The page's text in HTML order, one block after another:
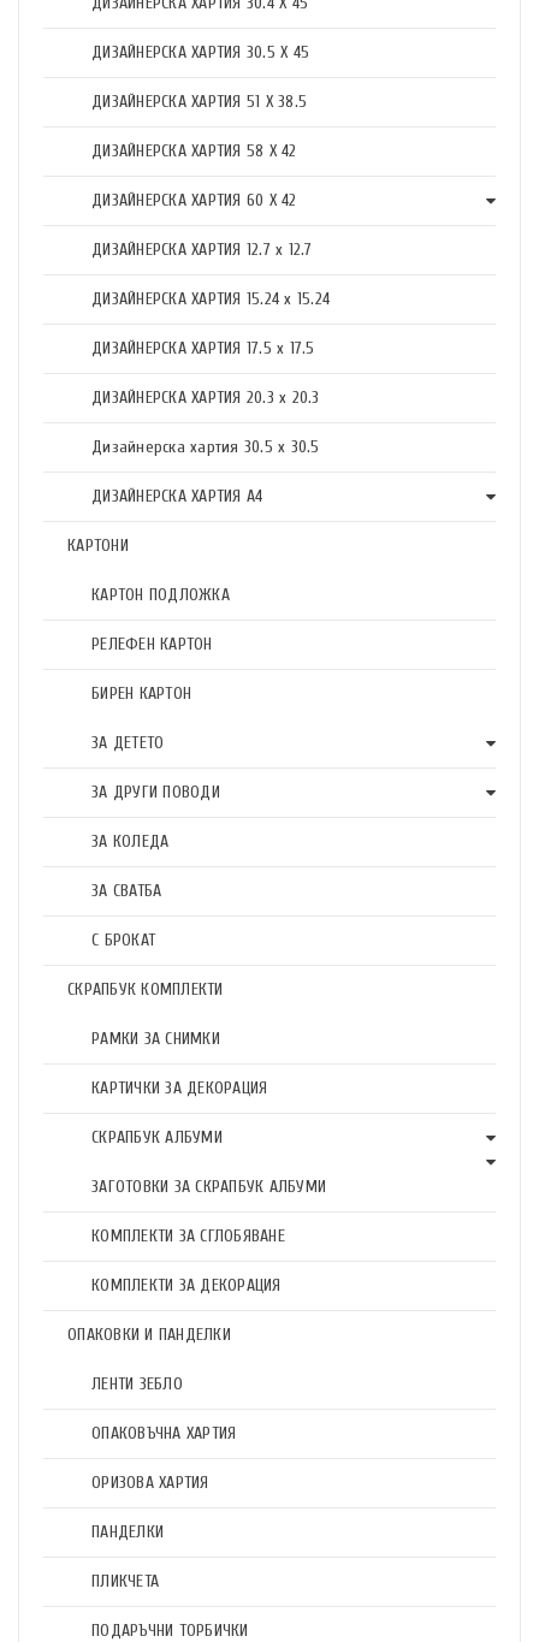
ДИЗАЙНЕРСКА ХАРТИЯ 30.5 X 45
ДИЗАЙНЕРСКА ХАРТИЯ 51 X 38.5
ДИЗАЙНЕРСКА ХАРТИЯ 58 X 42
ДИЗАЙНЕРСКА ХАРТИЯ 60 X 42
ДИЗАЙНЕРСКА ХАРТИЯ 12.7 x 12.7
ДИЗАЙНЕРСКА ХАРТИЯ 15.24 x 15.24
ДИЗАЙНЕРСКА ХАРТИЯ 17.5 х 17.5
ДИЗАЙНЕРСКА ХАРТИЯ 20.3 х 20.3
Дизайнерска хартия 30.5 х 30.5
ДИЗАЙНЕРСКА ХАРТИЯ А4
КАРТОНИ
КАРТОН ПОДЛОЖКА
РЕЛЕФЕН КАРТОН
БИРЕН КАРТОН
ЗА ДЕТЕТО
ЗА ДРУГИ ПОВОДИ
ЗА КОЛЕДА
ЗА СВАТБА
С БРОКАТ
СКРАПБУК КОМПЛЕКТИ
РАМКИ ЗА СНИМКИ
КАРТИЧКИ ЗА ДЕКОРАЦИЯ
СКРАПБУК АЛБУМИ
ЗАГОТОВКИ ЗА СКРАПБУК АЛБУМИ
КОМПЛЕКТИ ЗА СГЛОБЯВАНЕ
КОМПЛЕКТИ ЗА ДЕКОРАЦИЯ
ОПАКОВКИ И ПАНДЕЛКИ
ЛЕНТИ ЗЕБЛО
ОПАКОВЪЧНА ХАРТИЯ
ОРИЗОВА ХАРТИЯ
ПАНДЕЛКИ
ПЛИКЧЕТА
ПОДАРЪЧНИ ТОРБИЧКИ